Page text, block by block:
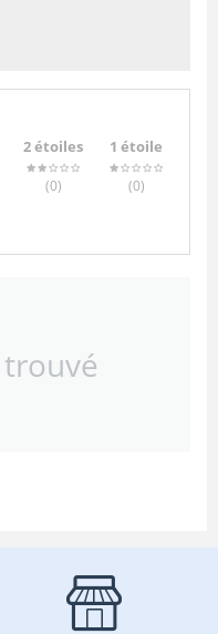
2 étoiles
(0)
1 étoile
(0)